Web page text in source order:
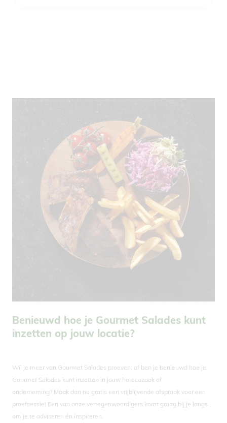
Benieuwd hoe je Gourmet Salades kunt
inzetten op jouw locatie?
Wil je meer van Gourmet Salades proeven, of ben je benieuwd hoe je
Gourmet Salades kunt inzetten in jouw horecazaak of
onderneming? Maak dan nu gratis een vrijblijvende afspraak voor een
proefsessie! Een van onze vertegenwoordigers komt graag bij je langs
om je te adviseren én inspireren.